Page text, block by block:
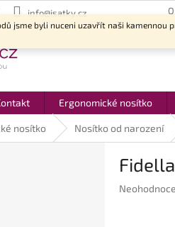
jsme byli nuceni uzavřít naši kamennou
info@isatky.cz
Ergonomické nosítko
nosítko Nosítko od narození
Průměrné